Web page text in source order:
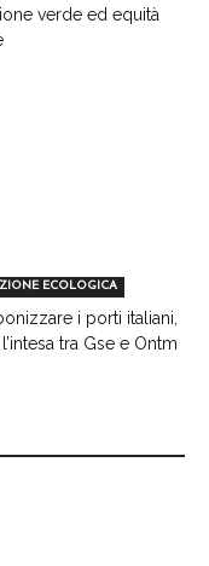
verde ed equità
ECOLOGICA
i porti italiani,
tra Gse e Ontm